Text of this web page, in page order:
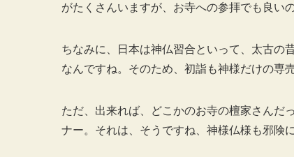
がたくさんいますが、お寺への参拝でも良い
ちなみに、日本は神仏習合といって、太古の
なんですね。そのため、初詣も神様だけの専
ただ、出来れば、どこかのお寺の檀家さんだ
ナー。それは、そうですね、神様仏様も邪険